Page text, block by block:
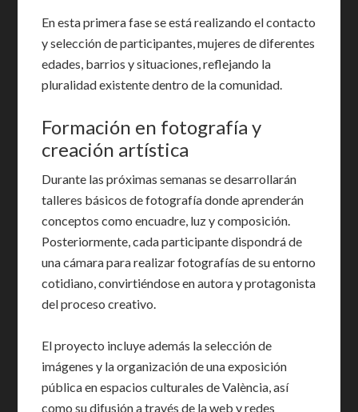
En esta primera fase se está realizando el contacto
y selección de participantes, mujeres de diferentes
edades, barrios y situaciones, reflejando la
pluralidad existente dentro de la comunidad.
Formación en fotografía y
creación artística
Durante las próximas semanas se desarrollarán
talleres básicos de fotografía donde aprenderán
conceptos como encuadre, luz y composición.
Posteriormente, cada participante dispondrá de
una cámara para realizar fotografías de su entorno
cotidiano, convirtiéndose en autora y protagonista
del proceso creativo.
El proyecto incluye además la selección de
imágenes y la organización de una exposición
pública en espacios culturales de València, así
como su difusión a través de la web y redes